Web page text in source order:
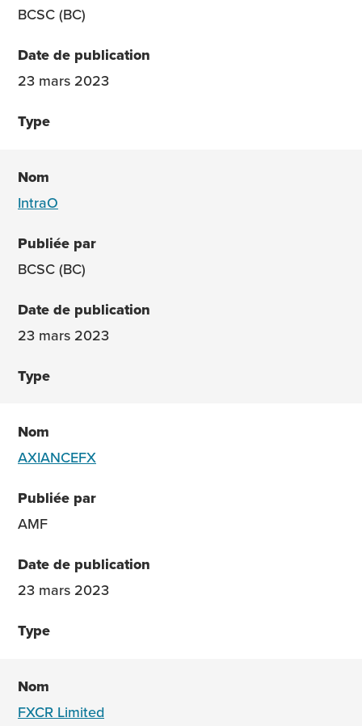
BCSC (BC)
23 mars 2023
IntraO
BCSC (BC)
23 mars 2023
AXIANCEFX
AMF
23 mars 2023
FXCR Limited